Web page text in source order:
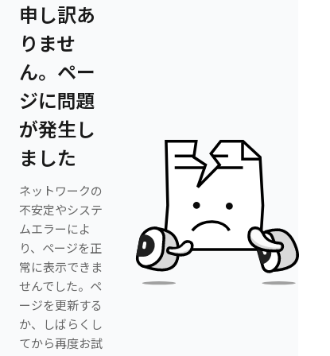
申し訳あ
りませ
ん。ペー
ジに問題
が発生し
ました
ネットワークの
不安定やシステ
ムエラーによ
り、ページを正
常に表示できま
せんでした。ペ
ージを更新する
か、しばらくし
てから再度お試